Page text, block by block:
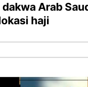
Arab
haji